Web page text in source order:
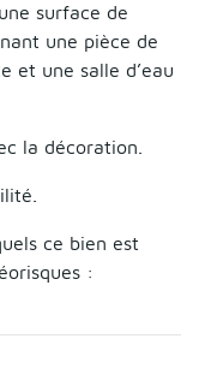
surface de
une pièce de
et une salle d’eau
la décoration.
ce bien est
: